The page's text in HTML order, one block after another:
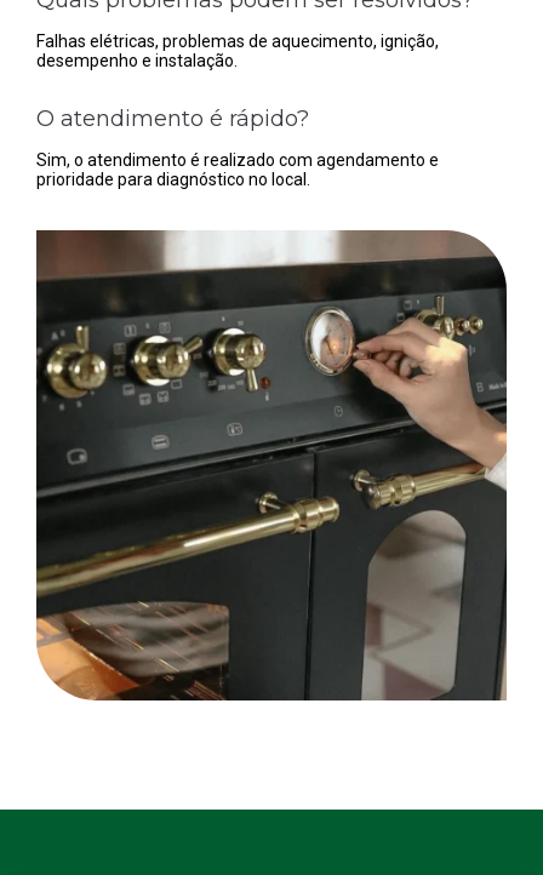
Falhas elétricas, problemas de aquecimento, ignição,
desempenho e instalação.
O atendimento é rápido?
Sim, o atendimento é realizado com agendamento e
prioridade para diagnóstico no local.